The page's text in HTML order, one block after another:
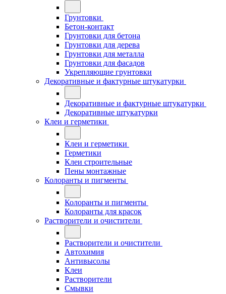
Грунтовки
Бетон-контакт
Грунтовки для бетона
Грунтовки для дерева
Грунтовки для металла
Грунтовки для фасадов
Укрепляющие грунтовки
Декоративные и фактурные штукатурки
Декоративные и фактурные штукатурки
Декоративные штукатурки
Клеи и герметики
Клеи и герметики
Герметики
Клеи строительные
Пены монтажные
Колоранты и пигменты
Колоранты и пигменты
Колоранты для красок
Растворители и очистители
Растворители и очистители
Автохимия
Антивысолы
Клеи
Растворители
Смывки